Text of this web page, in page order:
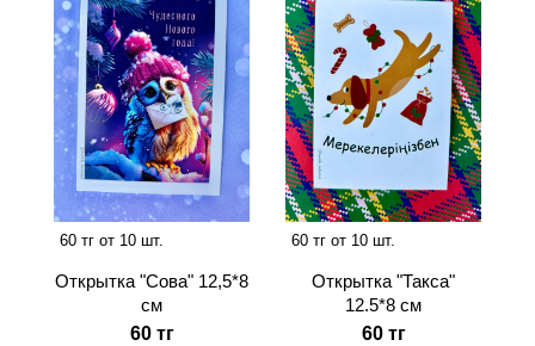
60 тг от 10 шт.
Открытка "Сова" 12,5*8
см
60 тг
60 тг от 10 шт.
Открытка "Такса"
12.5*8 см
60 тг